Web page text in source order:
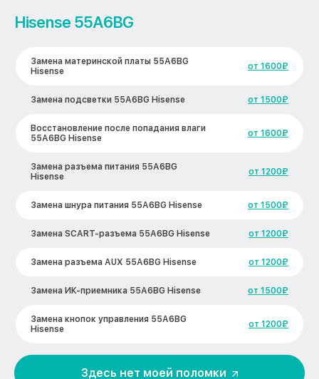
Hisense 55A6BG
Замена материнской платы 55A6BG
Hisense
от 1600₽
Замена подсветки 55A6BG Hisense от 1500₽
Восстановление после попадания влаги
55A6BG Hisense
от 1600₽
Замена разъема питания 55A6BG
Hisense
от 1200₽
Замена шнура питания 55A6BG Hisense от 1500₽
Замена SCART-разъема 55A6BG Hisense от 1200₽
Замена разъема AUX 55A6BG Hisense от 1200₽
Замена ИК-приемника 55A6BG Hisense от 1500₽
Замена кнопок управления 55A6BG
Hisense
от 1200₽
Замена конденсатора 55A6BG Hisense от 1600₽
Здесь нет моей поломки